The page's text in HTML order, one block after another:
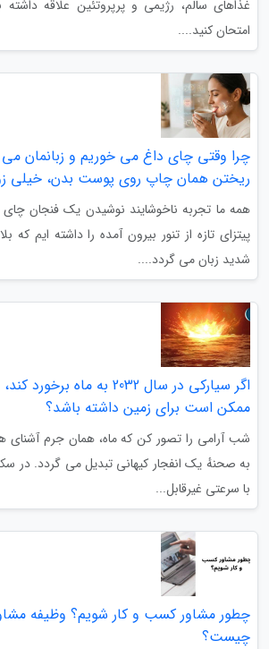
غذاهای سالم، رژیمی و پرپروتئین علاقه داشته
امتحان کنید....
چرا وقتی چای داغ می خوریم و زبانمان
ریختن همان چاپ روی پوست بدن، خیلی
همه ما تجربه ناخوشایند نوشیدن یک فنجان
پیتزای تازه از تنور بیرون آمده را داشته ایم
شدید زبان می گردد....
اگر سیارکی در سال 2032 به ماه
ممکن است برای زمین داشته باشد؟
شب آرامی را تصور کن که ماه، همان جرم آشنای
به صحنهٔ یک انفجار کیهانی تبدیل می گردد. در
با سرعتی غیرقابل...
چطور مشاور کسب و کار شویم؟ وظیفه
چیست؟